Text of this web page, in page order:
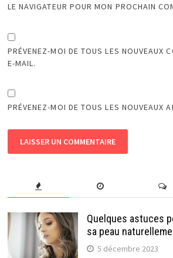
LE NAVIGATEUR POUR MON PROCHAIN
PRÉVENEZ-MOI DE TOUS LES NOUVEAUX
E-MAIL.
PRÉVENEZ-MOI DE TOUS LES NOUVEAUX
Quelques astuces
sa peau
5 décembre 2023